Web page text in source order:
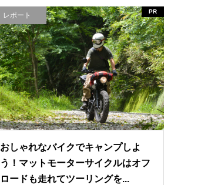
レポート PR
おしゃれなバイクでキャンプしよ
う！マットモーターサイクルはオフ
ロードも走れてツーリングを...